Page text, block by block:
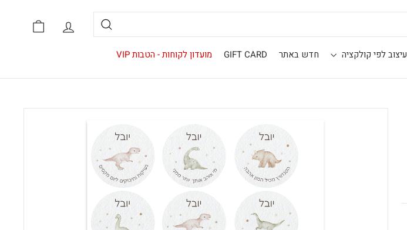
חיפוש
עיצוב לפי קולקציה חדש באתר GIFT CARD מועדון לקוחות - הטבות VIP
אזור אישיסל קניות